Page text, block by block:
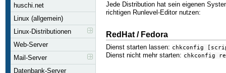
huschi.net
Linux (allgemein)
Linux-Distributionen
Web-Server
Mail-Server
Datenbank-Server
Jede Distribution hat sein eigenen
richtigen Runlevel-Editor nutzen:
RedHat / Fedora
Dienst starten lassen: chkconfig
Dienst nicht mehr starten: chkconfig